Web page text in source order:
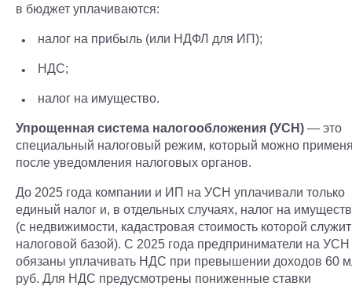
в бюджет уплачиваются:
налог на прибыль (или НДФЛ для ИП);
НДС;
налог на имущество.
Упрощенная система налогообложения (УСН) — это
специальный налоговый режим, который можно
после уведомления налоговых органов.
До 2025 года компании и ИП на УСН уплачивали только
единый налог и, в отдельных случаях, налог на
(с недвижимости, кадастровая стоимость которой служит
налоговой базой). С 2025 года предприниматели на УСН
обязаны уплачивать НДС при превышении доходов 60
руб. Для НДС предусмотрены пониженные ставки